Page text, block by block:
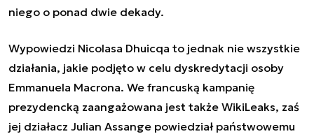
niego o ponad dwie dekady.
Wypowiedzi Nicolasa Dhuicqa to jednak nie wszystkie
działania, jakie podjęto w celu dyskredytacji osoby
Emmanuela Macrona. We francuską kampanię
prezydencką zaangażowana jest także WikiLeaks, zaś
jej działacz Julian Assange powiedział państwowemu